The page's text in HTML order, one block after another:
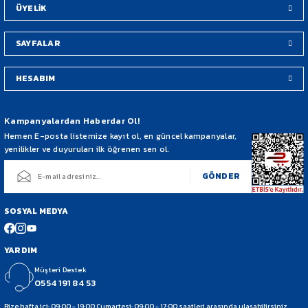
ÜYELİK
SAYFALAR
HESABIM
Kampanyalardan Haberdar Ol!
Hemen E-posta listemize kayıt ol, en güncel kampanyalar,
yenilikler ve duyuruları ilk öğrenen sen ol.
GÖNDER
SOSYAL MEDYA
YARDIM
Müşteri Destek
0554 191 84 53